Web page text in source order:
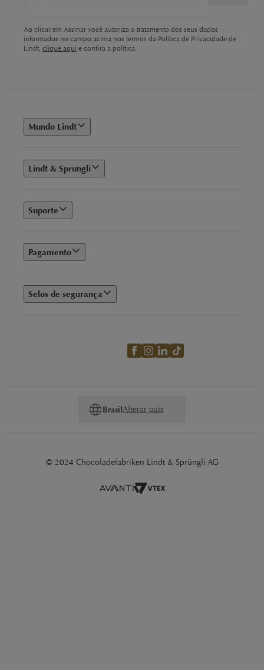
Ao clicar em Assinar você autoriza o tratamento dos seus dados
informados no campo acima nos termos da Política de Privacidade de
Lindt, clique aqui e confira a política.
Mundo Lindt
Lindt & Sprungli
Suporte
Pagamento
Selos de segurança
BrasilAlterar país
© 2024 Chocoladefabriken Lindt & Sprüngli AG